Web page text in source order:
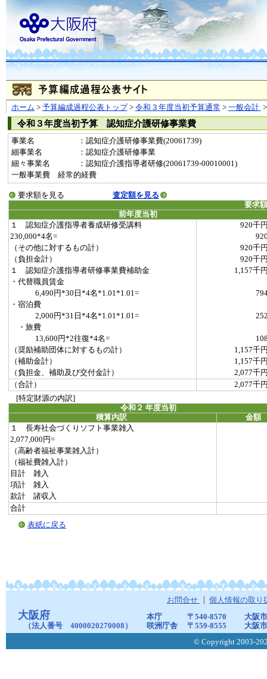
ホーム > 予算編成過程公表トップ> 令和３年度当初予算通常 > 一般会計
令和３年度当初予算 認知症介護研修事業費
事業名
：認知症介護研修事業費(20061739)
細事業名
：認知症介護研修事業
細々事業名
：認知症介護指導者研修(20061739-00010001)
一般事業費 経常的経費
要求額を見る
査定額を見る
要求
前年度当初
１ 認知症介護指導者養成研修受講料
920千
230,000*4名=
（その他に対するもの計）
920千
（負担金計）
920千
１ 認知症介護指導者研修事業費補助金
1,157千
・代替職員賃金
6,490円*30日*4名*1.01*1.01=
・宿泊費
2,000円*31日*4名*1.01*1.01=
・旅費
13,600円*2往復*4名=
（奨励補助団体に対するもの計）
1,157千
（補助金計）
1,157千
（負担金、補助及び交付金計）
2,077千
（合計）
2,077千
[特定財源の内訳]
令和２ 年度当初
積算内訳
金額
１ 長寿社会づくりソフト事業雑入
2,077,000円=
（高齢者福祉事業雑入計）
（福祉費雑入計）
目計 雑入
項計 雑入
款計 諸収入
合計
表紙に戻る
お問合せ 個人情報の取り
大阪府
（法人番号 4000020270008）
本庁 〒540-8570
大阪
咲洲庁舎
〒559-8555
大阪
© Copyright 2003-